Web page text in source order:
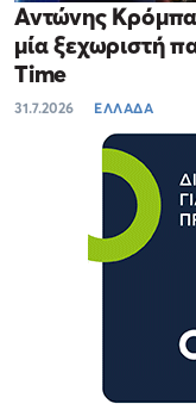
Αντώνης
μία ξεχωριστή
Time
31.7.2026 ΕΛΛΑΔΑ